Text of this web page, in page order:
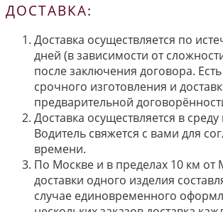
ДОСТАВКА:
Доставка осуществляется по
дней (в зависимости от
после заключения договора.
срочного изготовления и
предварительной
Доставка осуществляется в среду
Водитель свяжется с вами для
времени.
По Москве и в пределах 10 км от
доставки одного изделия
случае единовременного